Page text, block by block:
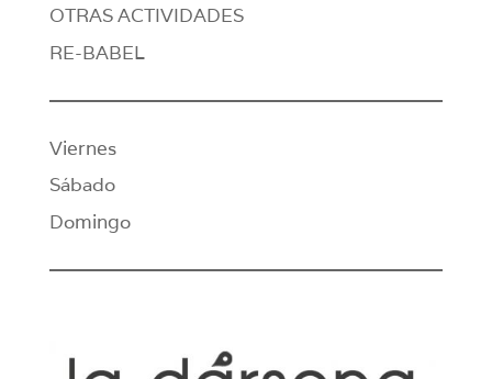
OTRAS ACTIVIDADES
RE-BABEL
Viernes
Sábado
Domingo